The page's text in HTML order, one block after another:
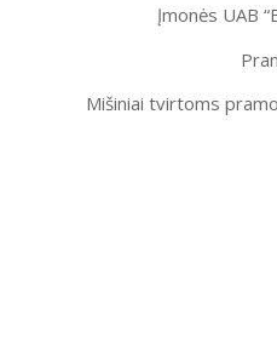
Įmonės UAB
Mišiniai tvirtoms